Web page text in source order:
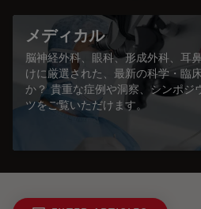
メディカル
脳神経外科、眼科、形成外科、耳
けに厳選された、最新の科学・臨
か？ 貴重な症例や洞察、シンポジ
ツをご覧いただけます。